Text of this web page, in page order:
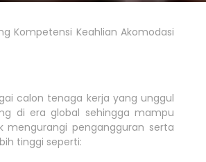
Kompetensi Keahlian Akomodasi
calon tenaga kerja yang unggul
di era global sehingga mampu
pengangguran serta
tinggi seperti: